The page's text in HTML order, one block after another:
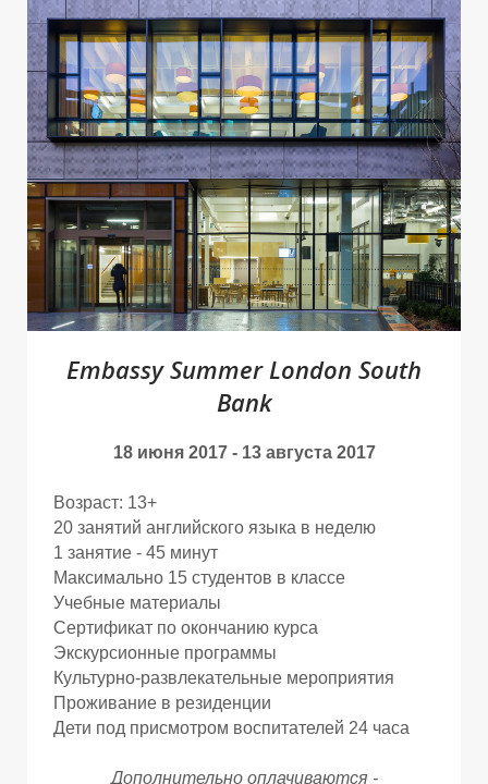
Ы
Ы
Embassy Summer London South
Bank
18 июня 2017 - 13 августа 2017
Возраст: 13+
20 занятий английского языка в неделю
1 занятие - 45 минут
Максимально 15 студентов в классе
Учебные материалы
Сертификат по окончанию курса
Экскурсионные программы
Культурно-развлекательные мероприятия
Проживание в резиденции
Дети под присмотром воспитателей 24 часа
Дополнительно оплачиваются -
Ы